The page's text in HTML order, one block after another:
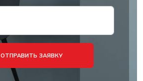
ОТПРАВИТЬ ЗАЯВКУ